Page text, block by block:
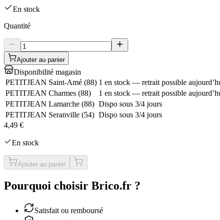
En stock
Quantité
Ajouter au panier
Disponibilité magasin
PETITJEAN Saint-Amé (88) 1 en stock — retrait possible
PETITJEAN Charmes (88)
1 en stock — retrait possible
PETITJEAN Lamarche (88) Dispo sous 3/4 jours
PETITJEAN Seranville (54) Dispo sous 3/4 jours
4,49 €
En stock
Ajouter au panier
Pourquoi choisir Brico.fr ?
Satisfait ou remboursé